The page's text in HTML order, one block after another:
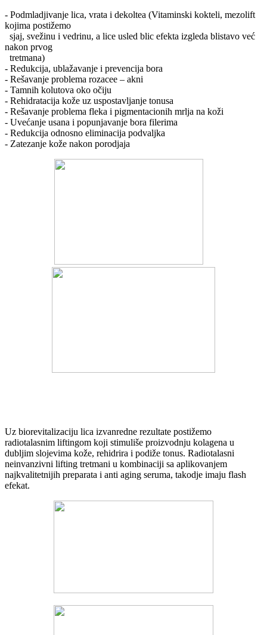
- Podmladjivanje lica, vrata i dekoltea (Vitaminski kokteli, mezolift
kojima postižemo
sjaj, svežinu i vedrinu, a lice usled blic efekta izgleda blistavo već
nakon prvog
tretmana)
- Redukcija, ublažavanje i prevencija bora
- Rešavanje problema rozacee – akni
- Tamnih kolutova oko očiju
- Rehidratacija kože uz uspostavljanje tonusa
- Rešavanje problema fleka i pigmentacionih mrlja na koži
- Uvećanje usana i popunjavanje bora filerima
- Redukcija odnosno eliminacija podvaljka
- Zatezanje kože nakon porodjaja
Uz biorevitalizaciju lica izvanredne rezultate postižemo
radiotalasnim liftingom koji stimuliše proizvodnju kolagena u
dubljim slojevima kože, rehidrira i podiže tonus. Radiotalasni
neinvanzivni lifting tretmani u kombinaciji sa aplikovanjem
najkvalitetnijih preparata i anti aging seruma, takodje imaju flash
efekat.